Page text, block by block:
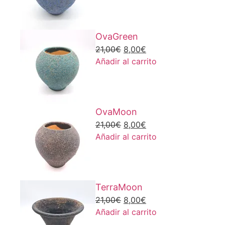
OvaGreen
21,00€ El
precio
8,00€
precio
Añadir al carrito
OvaMoon
21,00€ El
precio
8,00€
precio
Añadir al carrito
TerraMoon
21,00€ El
precio
8,00€
precio
Añadir al carrito